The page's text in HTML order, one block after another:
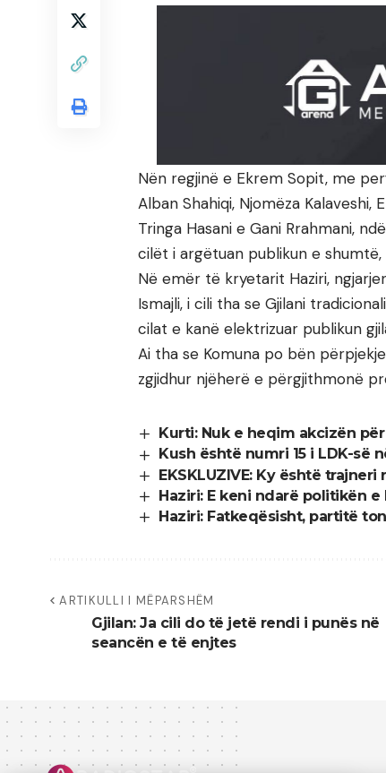
Nën regjinë e Ekrem Sopit, me
Alban Shahiqi, Njomëza
Tringa Hasani e Gani Rrahmani,
cilët i argëtuan publikun e
Në emër të kryetarit Haziri,
Ismajli, i cili tha se Gjilani
cilat e kanë elektrizuar publikun
Ai tha se Komuna po bën
zgjidhur njëherë e përgjithmonë
Kurti: Nuk e heqim akcizën
Kush është numri 15 i LDK-së
EKSKLUZIVE: Ky është trajneri
Haziri: E keni ndarë politikën
Haziri: Fatkeqësisht, partitë
ARTIKULLI I MËPARSHËM
Gjilan: Ja cili do të jetë rendi i punës në
seancën e të enjtes